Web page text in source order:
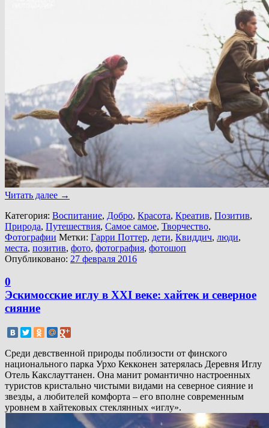
Читать далее →
Категория: Воспитание, Добро, Красота, Креатив, Позитив,
Природа, Путешествия, Самое самое, Творчество,
Фотографии Метки: Гарри Поттер, дети, Квиддич, люди,
места, позитив, фото, фотография, фотошоп
Опубликовано: 27 февраля 2016
0
Эскимосские иглу в XXI веке: хайтек и северное
сияние
Среди девственной природы поблизости от финского
национального парка Урхо Кекконен затерялась Деревня Иглу
Отель Какслауттанен. Она манит романтично настроенных
туристов кристально чистыми видами на северное сияние и
звезды, а любителей комфорта – его вполне современным
уровнем в хайтековых стеклянных «иглу».